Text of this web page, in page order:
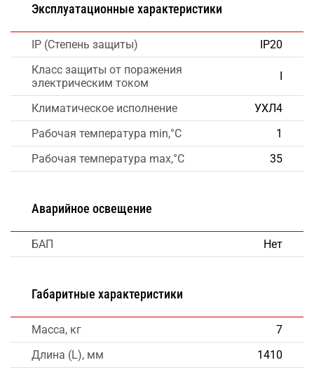
Эксплуатационные характеристики
IP (Степень защиты)
IP20
Класс защиты от поражения
электрическим током
Климатическое исполнение
УХЛ4
Рабочая температура min,°C
1
Рабочая температура max,°C
35
Аварийное освещение
БАП Нет
Габаритные характеристики
Масса, кг
7
Длина (L), мм
1410